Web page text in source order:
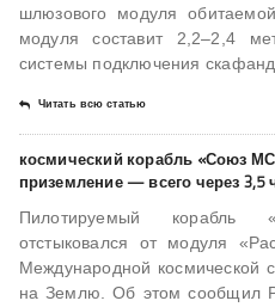
шлюзового модуля
модуля составит 2,2–2,4
системы подключения
Читать всю статью
космический корабль «Союз
приземление — всего через 3,5
Пилотируемый
отстыковался от модуля
Международной космической
на Землю. Об этом сообщил